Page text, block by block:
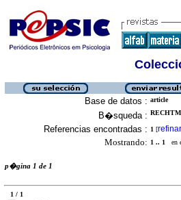
Base de datos : article
B�squeda :
Referencias encontradas : 1 [refinar
Mostrando: 1 .. 1 en
p�gina 1 de 1
1 / 1